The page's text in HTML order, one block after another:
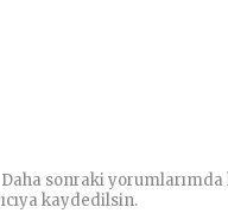
Daha sonraki yorumlarımda
kaydedilsin.